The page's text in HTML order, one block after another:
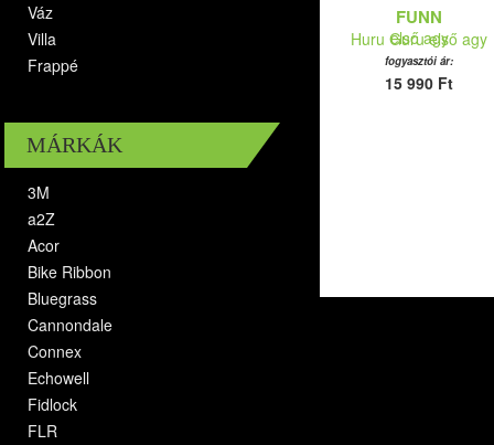
Váz
Villa
Frappé
MÁRKÁK
3M
a2Z
Acor
Bike Ribbon
Bluegrass
Cannondale
Connex
Echowell
Fidlock
FLR
FUNN
Huru Guru első agy
fogyasztói ár:
15 990 Ft